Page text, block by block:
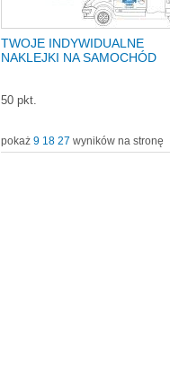
TWOJE INDYWIDUALNE
NAKLEJKI NA SAMOCHÓD
50 pkt.
pokaż 9 18 27 wyników na stronę